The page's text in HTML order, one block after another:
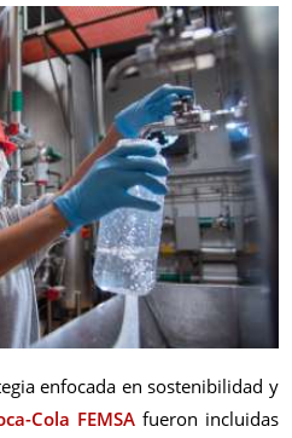
enfocada en sostenibilidad y
Cola FEMSA fueron incluidas